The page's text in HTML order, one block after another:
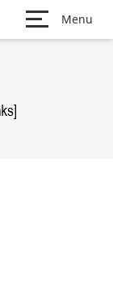
Menu